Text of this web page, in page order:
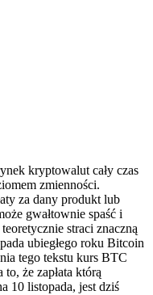
kryptowalut cały czas
zmienności.
za dany produkt lub
gwałtownie spaść i
straci znaczną
ubiegłego roku Bitcoin
tego tekstu kurs BTC
że zapłata którą
10 listopada, jest dziś